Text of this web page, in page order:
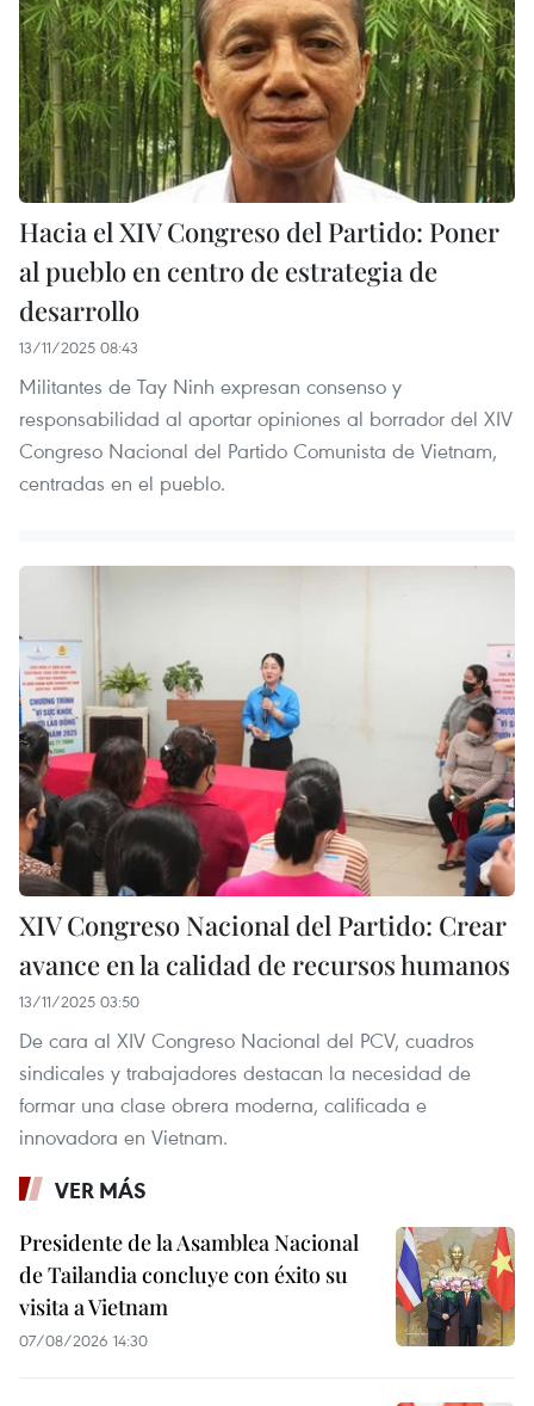
Hacia el XIV Congreso del Partido: Poner
al pueblo en centro de estrategia de
desarrollo
13/11/2025 08:43
Militantes de Tay Ninh expresan consenso y
responsabilidad al aportar opiniones al borrador del XIV
Congreso Nacional del Partido Comunista de Vietnam,
centradas en el pueblo.
XIV Congreso Nacional del Partido: Crear
avance en la calidad de recursos humanos
13/11/2025 03:50
De cara al XIV Congreso Nacional del PCV, cuadros
sindicales y trabajadores destacan la necesidad de
formar una clase obrera moderna, calificada e
innovadora en Vietnam.
VER MÁS
Presidente de la Asamblea Nacional
de Tailandia concluye con éxito su
visita a Vietnam
07/08/2026 14:30